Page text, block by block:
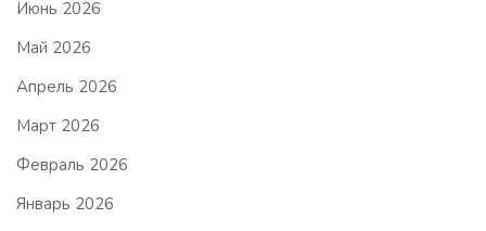
Июнь 2026
Май 2026
Апрель 2026
Март 2026
Февраль 2026
Январь 2026